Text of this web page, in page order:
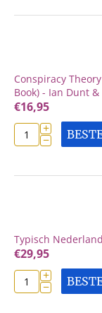
Conspiracy
Book) - Ian Dunt
€16,95
+
−
Typisch
€29,95
+
−